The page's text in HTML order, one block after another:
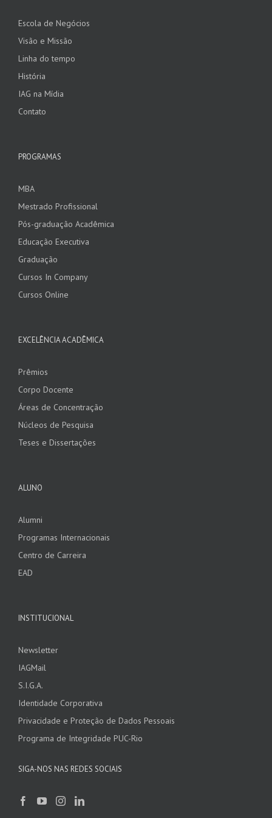
Escola de Negócios
Visão e Missão
Linha do tempo
História
IAG na Mídia
Contato
PROGRAMAS
MBA
Mestrado Profissional
Pós-graduação Acadêmica
Educação Executiva
Graduação
Cursos In Company
Cursos Online
EXCELÊNCIA ACADÊMICA
Prêmios
Corpo Docente
Áreas de Concentração
Núcleos de Pesquisa
Teses e Dissertações
ALUNO
Alumni
Programas Internacionais
Centro de Carreira
EAD
INSTITUCIONAL
Newsletter
IAGMail
S.I.G.A.
Identidade Corporativa
Privacidade e Proteção de Dados Pessoais
Programa de Integridade PUC-Rio
SIGA-NOS NAS REDES SOCIAIS